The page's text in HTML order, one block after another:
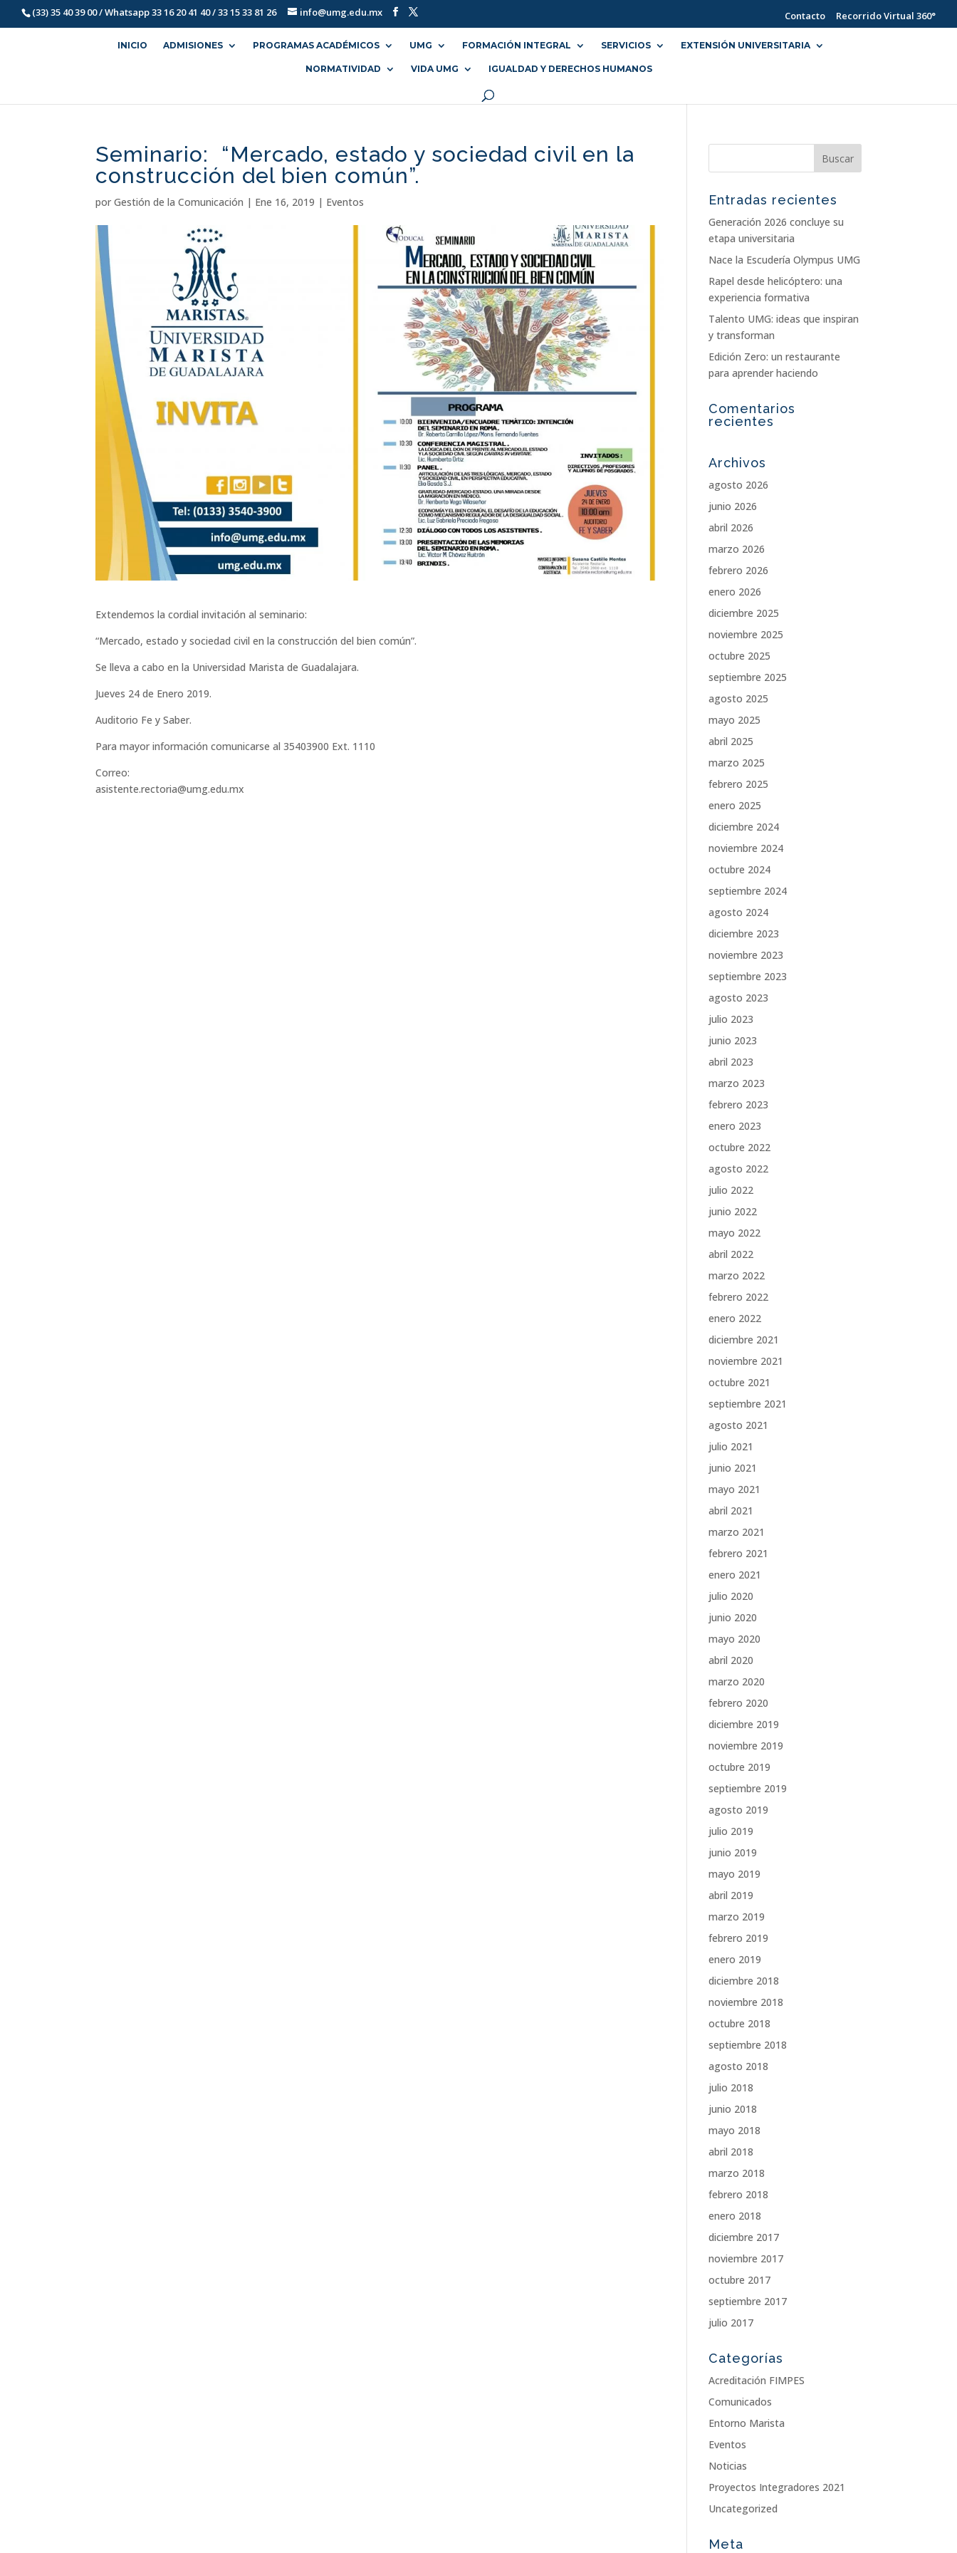
(33) 35 40 39 00 / Whatsapp 33 16 20 41 40 / 33 15 33 81 26 info@umg.edu.mx Contacto Recorrido Virtual 360°
INICIO ADMISIONES PROGRAMAS ACADÉMICOS UMG FORMACIÓN INTEGRAL SERVICIOS EXTENSIÓN UNIVERSITARIA
NORMATIVIDAD VIDA UMG IGUALDAD Y DERECHOS HUMANOS
Seminario: “Mercado, estado y sociedad civil en la
construcción del bien común”.
porGestión de la Comunicación | Ene 16, 2019 | Eventos
Extendemos la cordial invitación al seminario:
“Mercado, estado y sociedad civil en la construcción del bien común”.
Se lleva a cabo en la Universidad Marista de Guadalajara.
Jueves 24 de Enero 2019.
Auditorio Fe y Saber.
Para mayor información comunicarse al 35403900 Ext. 1110
Correo:
asistente.rectoria@umg.edu.mx
Entradas recientes
Generación 2026 concluye su
etapa universitaria
Nace la Escudería Olympus UMG
Rapel desde helicóptero: una
experiencia formativa
Talento UMG: ideas que inspiran
y transforman
Edición Zero: un restaurante
para aprender haciendo
Comentarios
recientes
Archivos
agosto 2026
junio 2026
abril 2026
marzo 2026
febrero 2026
enero 2026
diciembre 2025
noviembre 2025
octubre 2025
septiembre 2025
agosto 2025
mayo 2025
abril 2025
marzo 2025
febrero 2025
enero 2025
diciembre 2024
noviembre 2024
octubre 2024
septiembre 2024
agosto 2024
diciembre 2023
noviembre 2023
septiembre 2023
agosto 2023
julio 2023
junio 2023
abril 2023
marzo 2023
febrero 2023
enero 2023
octubre 2022
agosto 2022
julio 2022
junio 2022
mayo 2022
abril 2022
marzo 2022
febrero 2022
enero 2022
diciembre 2021
noviembre 2021
octubre 2021
septiembre 2021
agosto 2021
julio 2021
junio 2021
mayo 2021
abril 2021
marzo 2021
febrero 2021
enero 2021
julio 2020
junio 2020
mayo 2020
abril 2020
marzo 2020
febrero 2020
diciembre 2019
noviembre 2019
octubre 2019
septiembre 2019
agosto 2019
julio 2019
junio 2019
mayo 2019
abril 2019
marzo 2019
febrero 2019
enero 2019
diciembre 2018
noviembre 2018
octubre 2018
septiembre 2018
agosto 2018
julio 2018
junio 2018
mayo 2018
abril 2018
marzo 2018
febrero 2018
enero 2018
diciembre 2017
noviembre 2017
octubre 2017
septiembre 2017
julio 2017
Categorías
Acreditación FIMPES
Comunicados
Entorno Marista
Eventos
Noticias
Proyectos Integradores 2021
Uncategorized
Meta